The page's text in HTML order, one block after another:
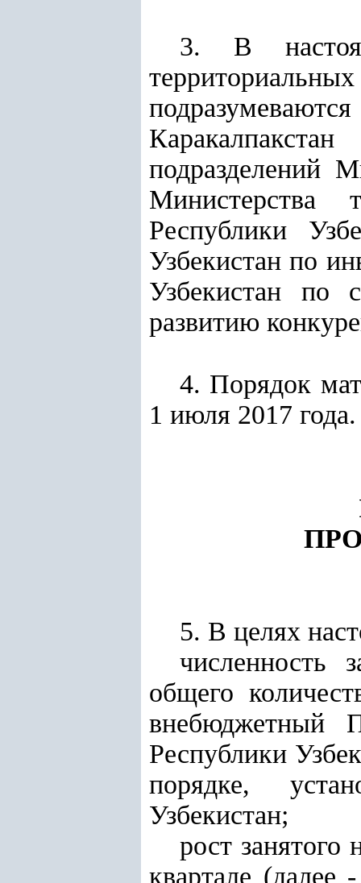
3. В
подразделений
Министерства
Республики
Узбекистан по
Узбекистан по
развитию
4. Порядок
1 июля 2017 года.
5. В целях
численность
общего
внебюджетный
Республики
порядке,
Узбекистан;
рост занятого
квартале (далее